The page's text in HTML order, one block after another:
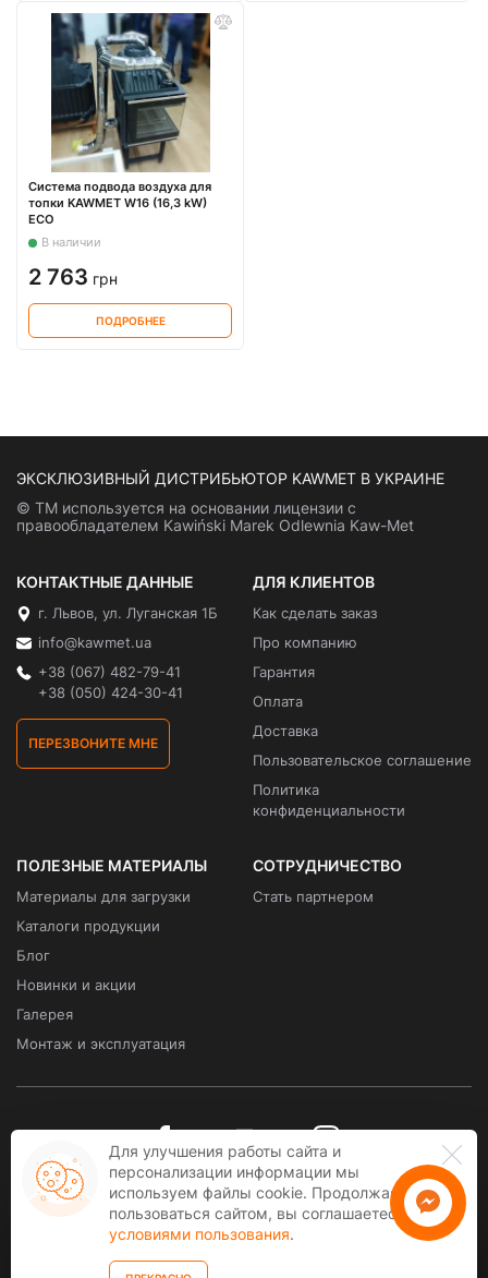
Система подвода воздуха для
топки KAWMET W16 (16,3 kW)
ECO
В наличии
2 763 грн
ПОДРОБНЕЕ
ЭКСКЛЮЗИВНЫЙ ДИСТРИБЬЮТОР KAWMET В УКРАИНЕ
© ТМ используется на основании лицензии с
правообладателем Kawiński Marek Odlewnia Kaw-Met
КОНТАКТНЫЕ ДАННЫЕ
г. Львов, ул. Луганская 1Б
info@kawmet.ua
+38 (067) 482-79-41
+38 (050) 424-30-41
ПЕРЕЗВОНИТЕ МНЕ
ДЛЯ КЛИЕНТОВ
Как сделать заказ
Про компанию
Гарантия
Оплата
Доставка
Пользовательское соглашение
Политика
конфиденциальности
ПОЛЕЗНЫЕ МАТЕРИАЛЫ
Материалы для загрузки
Каталоги продукции
Блог
Новинки и акции
Галерея
Монтаж и эксплуатация
СОТРУДНИЧЕСТВО
Стать партнером
Всі права захищені. COPYRIGHT © 2026
- ексклюзивний дистрибютор KAWMET в Україні
Связаться с
Для улучшения работы сайта и
персонализации информации мы
используем файлы cookie. Продолжая
пользоваться сайтом, вы соглашаетесь
условиями пользования.